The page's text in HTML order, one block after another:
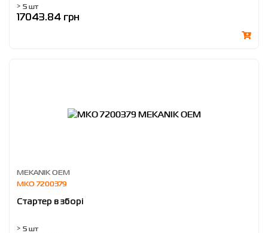
> 5 шт
17043.84 грн
MEKANIK OEM
MKO 7200379
Стартер в зборі
> 5 шт